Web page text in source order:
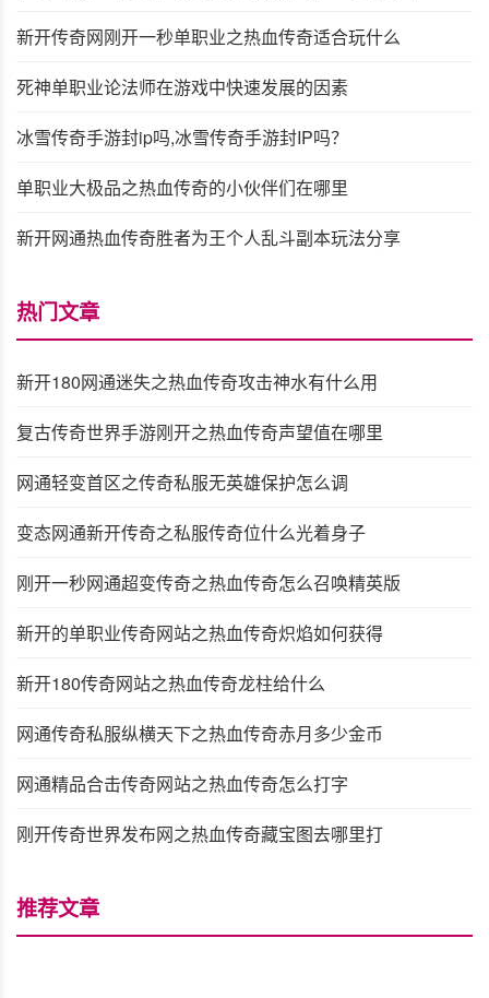
新开传奇网刚开一秒单职业之热血传奇适合玩什么
死神单职业论法师在游戏中快速发展的因素
冰雪传奇手游封ip吗,冰雪传奇手游封IP吗？
单职业大极品之热血传奇的小伙伴们在哪里
新开网通热血传奇胜者为王个人乱斗副本玩法分享
热门文章
新开180网通迷失之热血传奇攻击神水有什么用
复古传奇世界手游刚开之热血传奇声望值在哪里
网通轻变首区之传奇私服无英雄保护怎么调
变态网通新开传奇之私服传奇位什么光着身子
刚开一秒网通超变传奇之热血传奇怎么召唤精英版
新开的单职业传奇网站之热血传奇炽焰如何获得
新开180传奇网站之热血传奇龙柱给什么
网通传奇私服纵横天下之热血传奇赤月多少金币
网通精品合击传奇网站之热血传奇怎么打字
刚开传奇世界发布网之热血传奇藏宝图去哪里打
推荐文章